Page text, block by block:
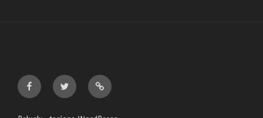
Liljaiset
Facebookissa
Liljaiset
Twitterissä
Liljaiset
Discogsissa